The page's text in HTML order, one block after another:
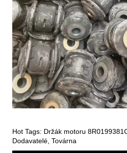
Hot Tags: Držák motoru
Dodavatelé, Továrna